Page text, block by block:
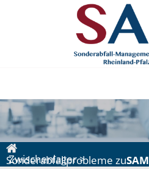
Zwischenlager>
Sonderabfallprobleme zuSAM